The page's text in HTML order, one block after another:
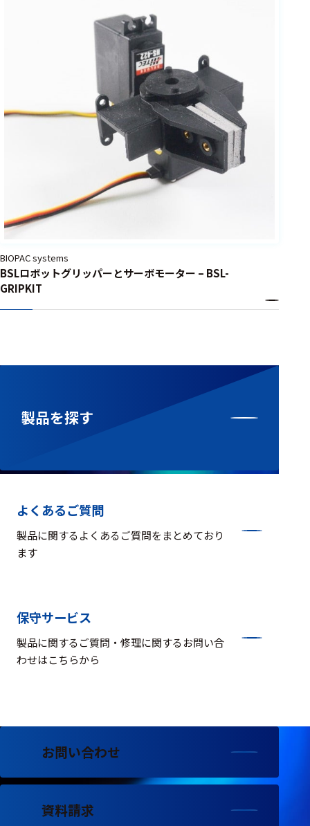
BIOPAC systems
BSLロボットグリッパーとサーボモーター – BSL-
GRIPKIT
製品を探す
よくあるご質問
製品に関するよくあるご質問をまとめており
ます
保守サービス
製品に関するご質問・修理に関するお問い合
わせはこちらから
お問い合わせ
資料請求